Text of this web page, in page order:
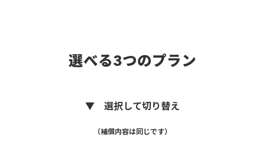
選べる3つのプラン
▼ 選択して切り替え
（補償内容は同じです）